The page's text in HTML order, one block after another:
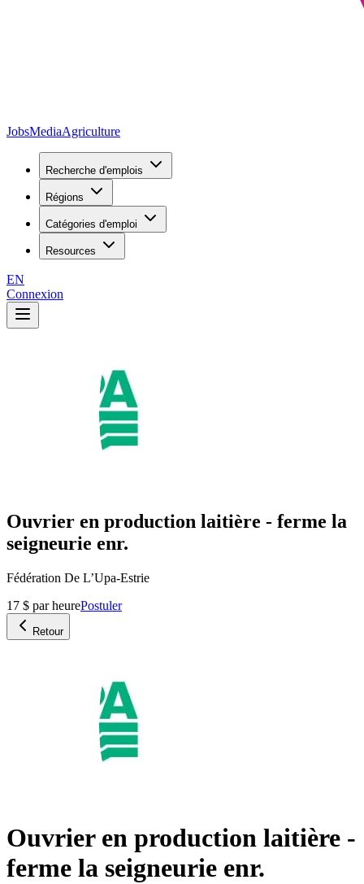
JobsMediaAgriculture
Recherche d'emplois
Régions
Catégories d'emploi
Resources
EN
Connexion
Ouvrier en production laitière - ferme la
seigneurie enr.
Fédération De L’Upa-Estrie
17 $ par heurePostuler
Retour
Ouvrier en production laitière -
ferme la seigneurie enr.